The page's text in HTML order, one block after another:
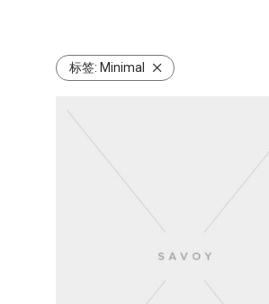
标签: Minimal